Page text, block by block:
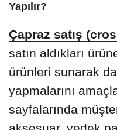
Yapılır?
Çapraz satış
satın aldıkları
ürünleri sunarak
yapmalarını
sayfalarında